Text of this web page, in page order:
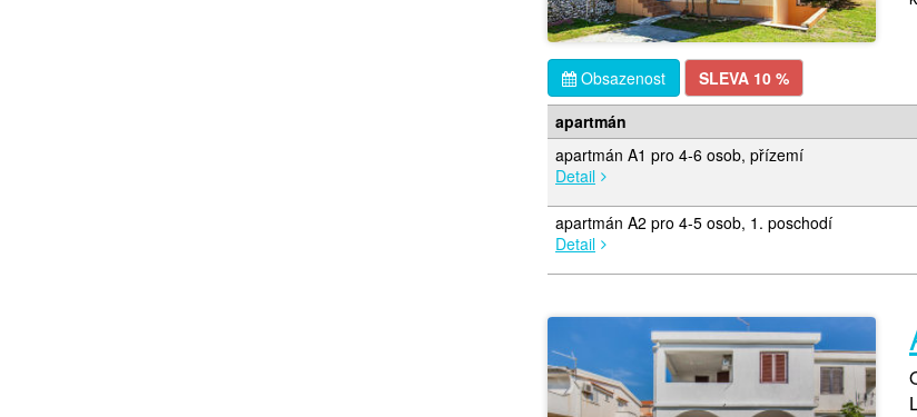
Obsazenost
SLEVA 10 %
apartmán
apartmán A1 pro 4-6 osob, přízemí
Detail
apartmán A2 pro 4-5 osob, 1. poschodí
Detail